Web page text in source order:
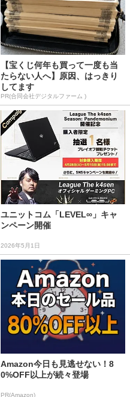
【宝くじ何年も買って一度も当
たらない人へ】原因、はっきり
してます
PR(合同会社デジタルファーム )
ユニットコム「LEVEL∞」キャ
ンペーン開催
2026年5月1日
Amazon今日も見逃せない！8
0%OFF以上が続々登場
PR(Amazon)